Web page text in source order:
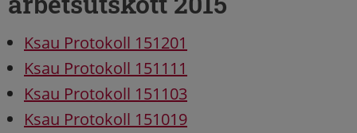
Ksau Protokoll 151201
Ksau Protokoll 151111
Ksau Protokoll 151103
Ksau Protokoll 151019